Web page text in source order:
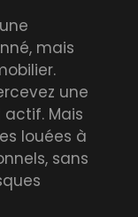
mais
une
Mais
louées à
sans